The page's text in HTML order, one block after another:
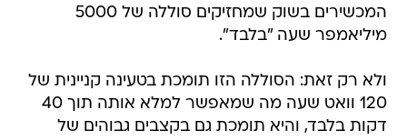
המכשירים בשוק שמחזיקים סוללה של 5000
מיליאמפר שעה "בלבד".
ולא רק זאת: הסוללה הזו תומכת בטעינה קניינית של
120 וואט שעה מה שמאפשר למלא אותה תוך 40
דקות בלבד, והיא תומכת גם בקצבים גבוהים של